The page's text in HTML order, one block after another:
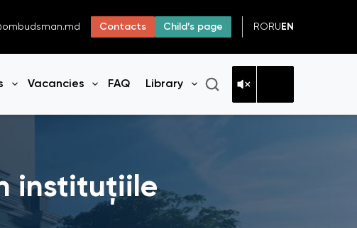
Contacts Child’s page RO RU EN
Vacancies FAQ Library
Open menu
instituțiile